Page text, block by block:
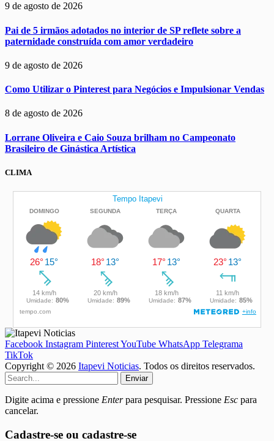
9 de agosto de 2026
Pai de 5 irmãos adotados no interior de SP reflete sobre a
paternidade construída com amor verdadeiro
9 de agosto de 2026
Como Utilizar o Pinterest para Negócios e Impulsionar Vendas
8 de agosto de 2026
Lorrane Oliveira e Caio Souza brilham no Campeonato
Brasileiro de Ginástica Artística
CLIMA
Facebook Instagram PinterestYouTube WhatsApp Telegrama
TikTok
Copyright © 2026 Itapevi Noticias. Todos os direitos reservados.
Enviar
Digite acima e pressione Enterpara pesquisar. Pressione Esc para
cancelar.
Cadastre-se ou cadastre-se